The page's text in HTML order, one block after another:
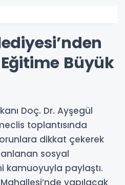
Büyük
Doç. Dr. Ayşegül
toplantısında
dikkat çekerek
sosyal
kamuoyuyla paylaştı.